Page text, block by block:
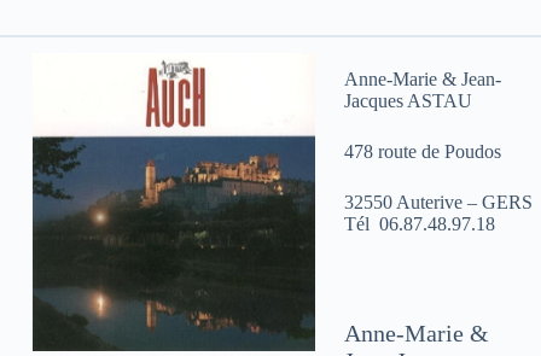
Anne-Marie & Jean-
Jacques ASTAU
478 route de Poudos
32550 Auterive – GERS
Tél 06.87.48.97.18
Anne-Marie &